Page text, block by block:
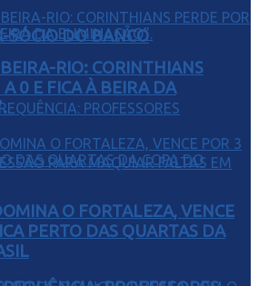
SÓCIO DO BANCO
RIO: CORINTHIANS
0 E FICA À BEIRA DA
O FORTALEZA, VENCE
PERTO DAS QUARTAS DA